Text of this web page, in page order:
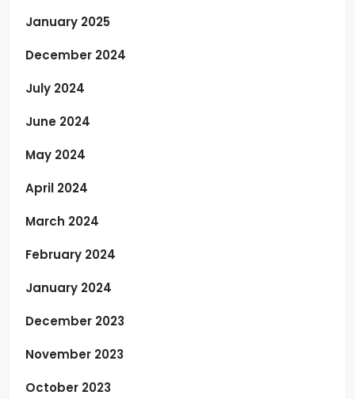
January 2025
December 2024
July 2024
June 2024
May 2024
April 2024
March 2024
February 2024
January 2024
December 2023
November 2023
October 2023